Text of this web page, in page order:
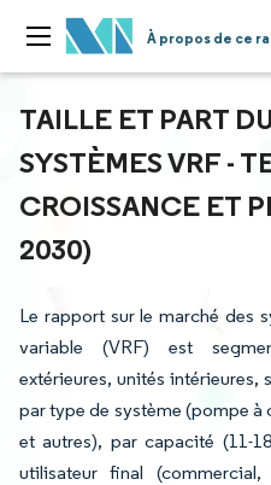
À propos de ce
TAILLE ET PART
SYSTÈMES VRF -
CROISSANCE ET
2030)
Le rapport sur le marché des
variable (VRF) est
extérieures, unités intérieures,
par type de système (pompe à
et autres), par capacité (11-
utilisateur final